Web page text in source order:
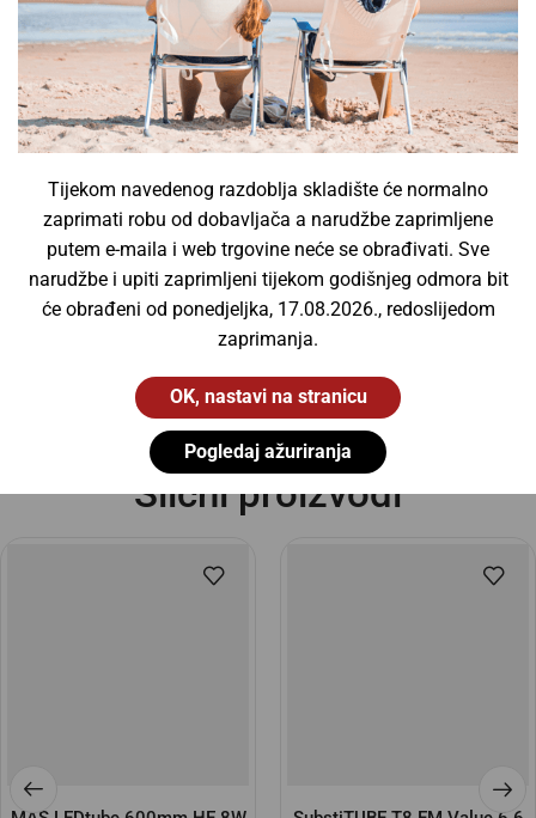
Tijekom navedenog razdoblja skladište će normalno
zaprimati robu od dobavljača a narudžbe zaprimljene
putem e-maila i web trgovine neće se obrađivati. Sve
narudžbe i upiti zaprimljeni tijekom godišnjeg odmora bit
će obrađeni od ponedjeljka, 17.08.2026., redoslijedom
zaprimanja.
OK, nastavi na stranicu
Pogledaj ažuriranja
Ulične svjetiljke
Vanjske svjetiljke (6)
Vodotjesne svjetiljke (13)
Žarulje (0)
InfraRed žarulje (0)
Xenon žarulje
(0)
Žarulje za projektore (0)
Slični proizvodi